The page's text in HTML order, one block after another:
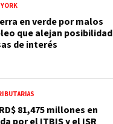
YORK
en verde por malos
que alejan posibilidad
de interés
81,475 millones en
por el ITBIS y el ISR